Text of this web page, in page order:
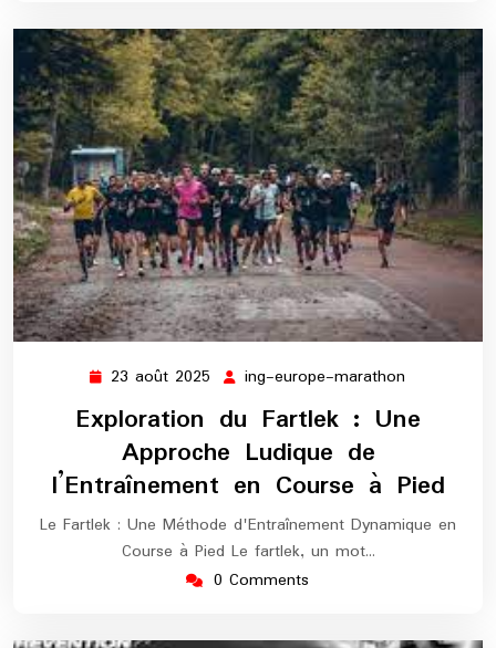
23 août 2025 23
août
2025
ing-europe-marathon
marathon
Exploration du Fartlek : Une
Approche Ludique de
l’Entraînement en Course à Pied
Le Fartlek : Une Méthode d'Entraînement Dynamique en
Course à Pied Le fartlek, un mot…
0 Comments